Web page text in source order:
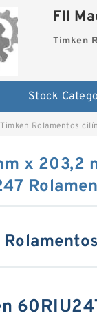
FII
Timken
Stock
Timken Rolamentos
x 203,2